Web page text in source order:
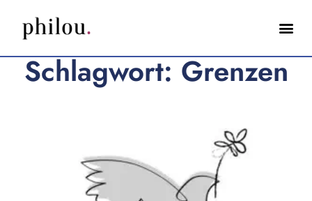
Schlagwort: Grenzen